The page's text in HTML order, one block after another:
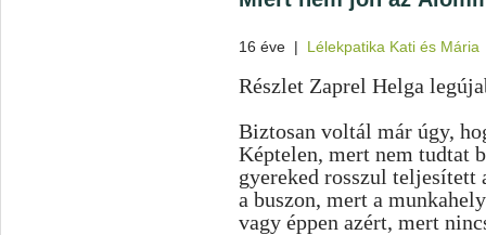
16 éve | Lélekpatika Kati és Mária
Részlet Zaprel Helga
Biztosan voltál már úgy,
Képtelen, mert nem tudtat
gyereked rosszul
a buszon, mert a
vagy éppen azért, mert